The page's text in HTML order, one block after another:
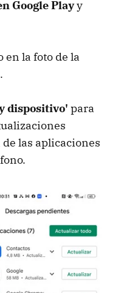
Google Playy
en la foto de la
dispositivo' para
las aplicaciones